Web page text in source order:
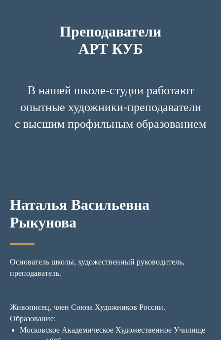
Преподаватели
АРТ КУБ
В нашей школе-студии работают
опытные художники-преподаватели
с высшим профильным образованием
Наталья Васильевна
Рыкунова
Основатель школы, художественный руководитель,
преподаватель.
Живописец, член Союза Художников России.
Образование:
Московское Академическое Художественное Училище